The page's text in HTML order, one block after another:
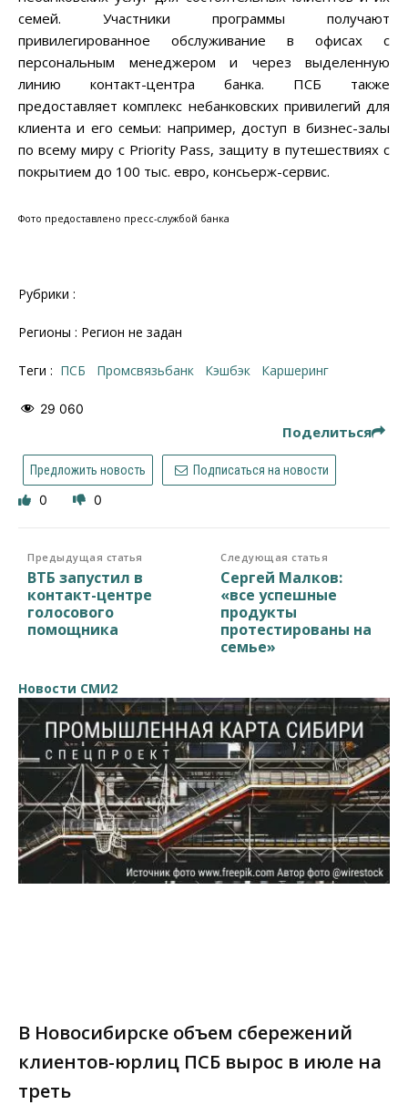
семей. Участники программы получают
привилегированное обслуживание в офисах с
персональным менеджером и через выделенную
линию контакт-центра банка. ПСБ также
предоставляет комплекс небанковских привилегий для
клиента и его семьи: например, доступ в бизнес-залы
по всему миру с Priority Pass, защиту в путешествиях с
покрытием до 100 тыс. евро, консьерж-сервис.
Фото предоставлено пресс-службой банка
Рубрики :
Регионы : Регион не задан
Теги : ПСБ Промсвязьбанк кэшбэк каршеринг
29 060
Поделиться
Предложить новость Подписаться на новости
0 0
Предыдущая статья
ВТБ запустил в
контакт-центре
голосового
помощника
Следующая статья
Сергей Малков:
«все успешные
продукты
протестированы на
семье»
Новости СМИ2
В Новосибирске объем сбережений
клиентов-юрлиц ПСБ вырос в июле на
треть